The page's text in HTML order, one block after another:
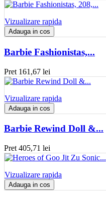
Vizualizare rapida
Adauga in cos
Barbie Fashionistas,...
Pret 161,67 lei
Vizualizare rapida
Adauga in cos
Barbie Rewind Doll &...
Pret 405,71 lei
Vizualizare rapida
Adauga in cos